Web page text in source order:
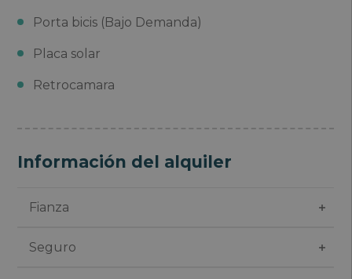
Porta bicis (Bajo Demanda)
Placa solar
Retrocamara
Información del alquiler
Fianza
Seguro